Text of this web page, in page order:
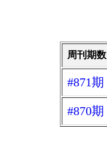
周刊期数
#871期
#870期